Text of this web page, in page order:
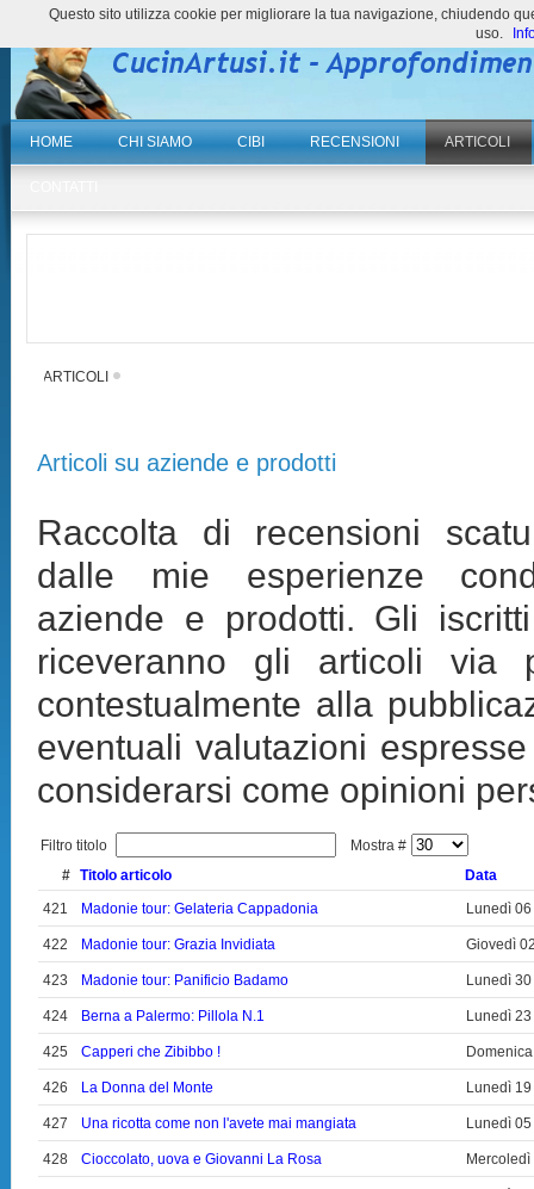
HOME CHI SIAMO CIBI RECENSIONI ARTICOLI
ARTICOLI
Articoli su aziende e prodotti
Raccolta di recensioni
dalle mie esperienze
aziende e prodotti. Gli
riceveranno gli articoli via
contestualmente alla
eventuali valutazioni
considerarsi come opinioni
Filtro titolo
Mostra #
#
Titolo articolo
Data
421
Madonie tour: Gelateria Cappadonia Lunedì
422 Madonie tour: Grazia Invidiata Giovedì
423 Madonie tour: Panificio Badamo Lunedì
424 Berna a Palermo: Pillola N.1 Lunedì
425 Capperi che Zibibbo !
426 La Donna del Monte Lunedì
427 Una ricotta come non l'avete mai mangiata Lunedì
428 Cioccolato, uova e Giovanni La Rosa
Questo sito utilizza cookie per migliorare la tua navigazione, chiudendo
uso.